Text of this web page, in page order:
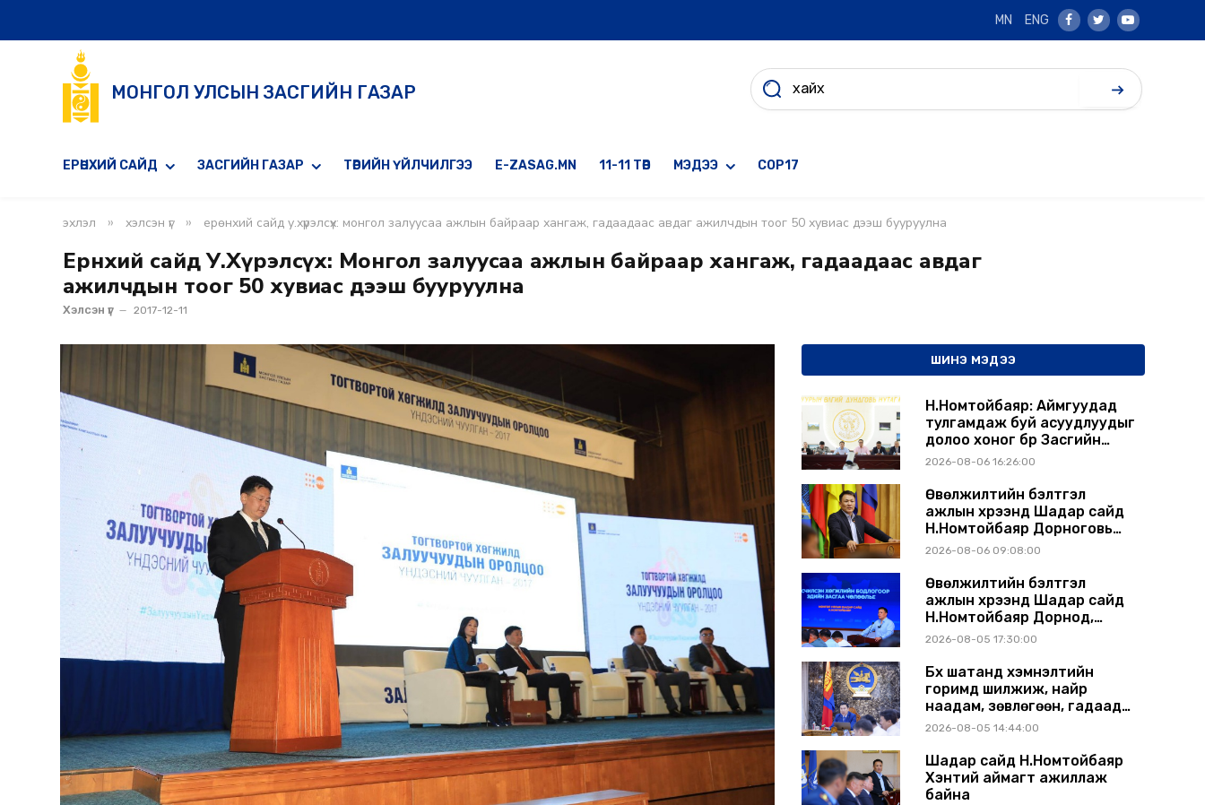
MN ENG
Facebook
TwitterYoutube
МОНГОЛ УЛСЫН ЗАСГИЙН ГАЗАР
ЕРӨНХИЙ САЙД ЗАСГИЙН ГАЗАР ТӨРИЙН ҮЙЛЧИЛГЭЭ E-ZASAG.MN 11-11 ТӨВ МЭДЭЭ COP17
эхлэл » хэлсэн үг » ерөнхий сайд у.хүрэлсүх: монгол залуусаа ажлын байраар хангаж, гадаадаас авдаг ажилчдын тоог 50 хувиас дээш бууруулна
Ерөнхий сайд У.Хүрэлсүх: Монгол залуусаа ажлын байраар хангаж, гадаадаас авдаг
ажилчдын тоог 50 хувиас дээш бууруулна
Хэлсэн үг 2017-12-11
ШИНЭ МЭДЭЭ
Н.Номтойбаяр: Аймгуудад
тулгамдаж буй асуудлуудыг
долоо хоног бүр Засгийн
газрын хуралдаанд
2026-08-06 16:26:00
Өвөлжилтийн бэлтгэл
ажлын хүрээнд Шадар сайд
Н.Номтойбаяр Дорноговь
аймагт ажиллав
2026-08-06 09:08:00
Өвөлжилтийн бэлтгэл
ажлын хүрээнд Шадар сайд
Н.Номтойбаяр Дорнод,
Сүхбаатар аймагт ажиллав
2026-08-05 17:30:00
Бүх шатанд хэмнэлтийн
горимд шилжиж, найр
наадам, зөвлөгөөн, гадаад
томилолтыг хориглолоо
2026-08-05 14:44:00
Шадар сайд Н.Номтойбаяр
Хэнтий аймагт ажиллаж
байна